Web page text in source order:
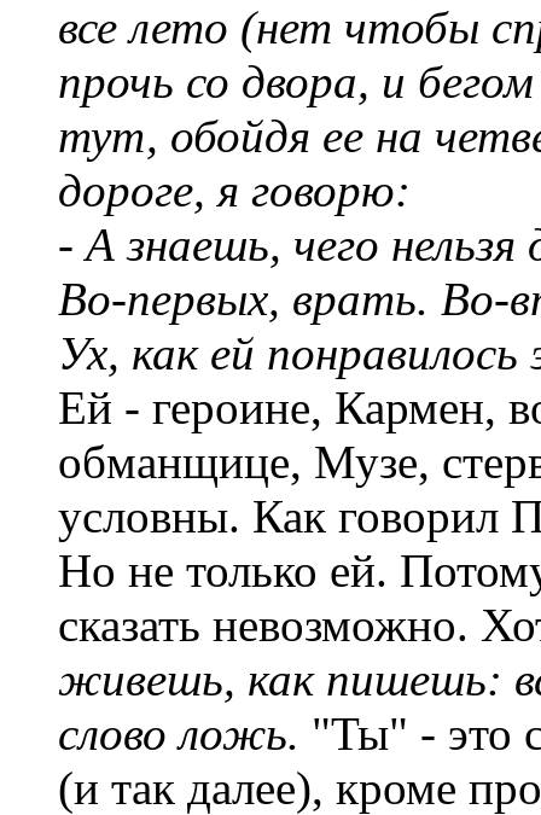
все лето (нет чтобы
прочь со двора, и
тут, обойдя ее на
дороге, я говорю:
- А знаешь, чего
Во-первых, врать. Во-
Ух, как ей
Ей - героине, Кармен,
обманщице, Музе,
условны. Как говорил
Но не только ей.
сказать невозможно.
живешь, как пишешь:
слово ложь. "Ты" - это
(и так далее), кроме